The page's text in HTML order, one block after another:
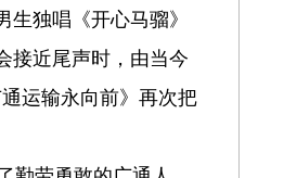
独唱《开心马骝》
接近尾声时，由当今
运输永向前》再次把